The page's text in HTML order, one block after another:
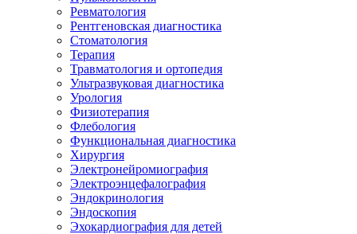
Ревматология
Рентгеновская диагностика
Стоматология
Терапия
Травматология и ортопедия
Ультразвуковая диагностика
Урология
Физиотерапия
Флебология
Функциональная диагностика
Хирургия
Электронейромиография
Электроэнцефалография
Эндокринология
Эндоскопия
Эхокардиография для детей